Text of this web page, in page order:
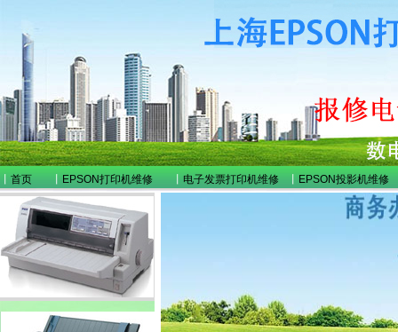
首页 EPSON打印机维修 电子发票打印机维修 EPSON投影机维修